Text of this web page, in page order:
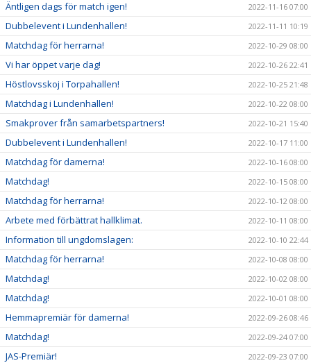
Äntligen dags för match igen! 2022-11-16 07:00
Dubbelevent i Lundenhallen! 2022-11-11 10:19
Matchdag för herrarna! 2022-10-29 08:00
Vi har öppet varje dag! 2022-10-26 22:41
Höstlovsskoj i Torpahallen! 2022-10-25 21:48
Matchdag i Lundenhallen! 2022-10-22 08:00
Smakprover från samarbetspartners! 2022-10-21 15:40
Dubbelevent i Lundenhallen! 2022-10-17 11:00
Matchdag för damerna! 2022-10-16 08:00
Matchdag! 2022-10-15 08:00
Matchdag för herrarna! 2022-10-12 08:00
Arbete med förbättrat hallklimat. 2022-10-11 08:00
Information till ungdomslagen: 2022-10-10 22:44
Matchdag för herrarna! 2022-10-08 08:00
Matchdag! 2022-10-02 08:00
Matchdag! 2022-10-01 08:00
Hemmapremiär för damerna! 2022-09-26 08:46
Matchdag! 2022-09-24 07:00
JAS-Premiär! 2022-09-23 07:00